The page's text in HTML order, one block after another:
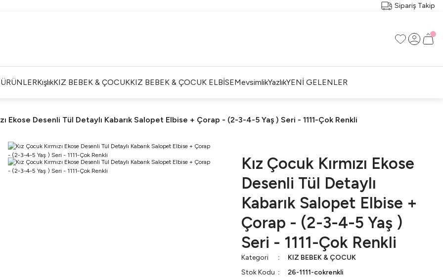
Satışlarımız Toptandır !. Minumum 20 Seridir !. Toptan
Sipariş Takip
KışlıkKIZ BEBEK & ÇOCUKKIZ BEBEK & ÇOCUK ELBİSEMevsimlikYazlıkYENİ GELENLER
Ekose Desenli Tül Detaylı Kabarık Salopet Elbise + Çorap - (2-3-4-5 Yaş ) Seri - 1111-Çok Renkli
Kız Çocuk Kırmızı Ekose
Desenli Tül Detaylı
Kabarık Salopet Elbise +
Çorap - (2-3-4-5 Yaş )
Seri - 1111-Çok Renkli
Kategori
KIZ BEBEK & ÇOCUK
Stok Kodu
26-1111-cokrenkli